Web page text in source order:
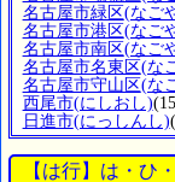
名古屋市緑区(なご
名古屋市港区(なご
名古屋市南区(なご
名古屋市名東区(な
名古屋市守山区(な
西尾市(にしおし)
日進市(にっしんし)
【は行】は・ひ